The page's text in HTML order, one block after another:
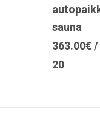
sauna
363.00€
20